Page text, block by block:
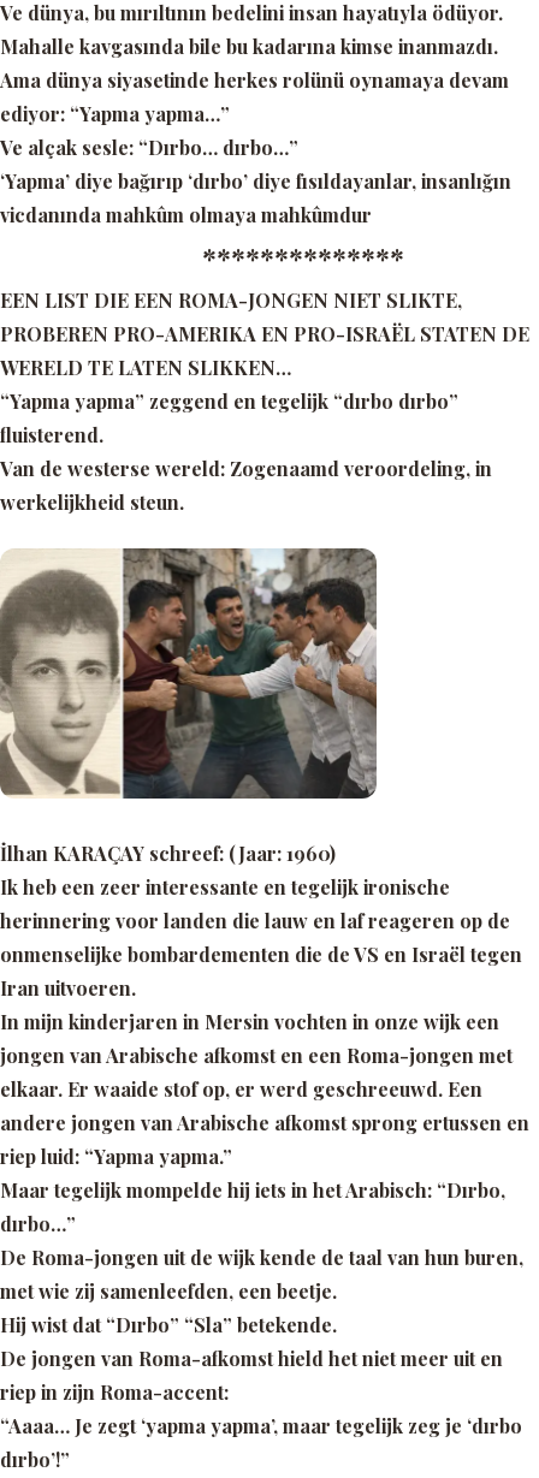
Ve dünya, bu mırıltının bedelini insan hayatıyla ödüyor.
Mahalle kavgasında bile bu kadarına kimse inanmazdı.
Ama dünya siyasetinde herkes rolünü oynamaya devam
ediyor: “Yapma yapma…”
Ve alçak sesle: “Dırbo… dırbo…”
‘Yapma’ diye bağırıp ‘dırbo’ diye fısıldayanlar, insanlığın
vicdanında mahkûm olmaya mahkûmdur
**************
EEN LIST DIE EEN ROMA-JONGEN NIET SLIKTE,
PROBEREN PRO-AMERIKA EN PRO-ISRAËL STATEN DE
WERELD TE LATEN SLIKKEN…
“Yapma yapma” zeggend en tegelijk “dırbo dırbo”
fluisterend.
Van de westerse wereld: Zogenaamd veroordeling, in
werkelijkheid steun.
İlhan KARAÇAY schreef: (Jaar: 1960)
Ik heb een zeer interessante en tegelijk ironische
herinnering voor landen die lauw en laf reageren op de
onmenselijke bombardementen die de VS en Israël tegen
Iran uitvoeren.
In mijn kinderjaren in Mersin vochten in onze wijk een
jongen van Arabische afkomst en een Roma-jongen met
elkaar. Er waaide stof op, er werd geschreeuwd. Een
andere jongen van Arabische afkomst sprong ertussen en
riep luid: “Yapma yapma.”
Maar tegelijk mompelde hij iets in het Arabisch: “Dırbo,
dırbo…”
De Roma-jongen uit de wijk kende de taal van hun buren,
met wie zij samenleefden, een beetje.
Hij wist dat“Dırbo” “Sla” betekende.
De jongen van Roma-afkomst hield het niet meer uit en
riep in zijn Roma-accent:
“Aaaa… Je zegt ‘yapma yapma’, maar tegelijk zeg je ‘dırbo
dırbo’!”